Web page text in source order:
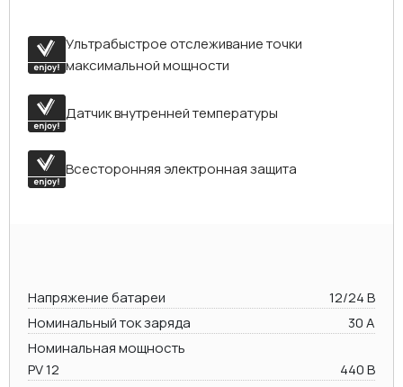
Ультрабыстрое отслеживание точки
максимальной мощности
Датчик внутренней температуры
Всесторонняя электронная защита
Напряжение батареи
12/24 В
Номинальный ток заряда
30 А
Номинальная мощность
PV 12
440 В